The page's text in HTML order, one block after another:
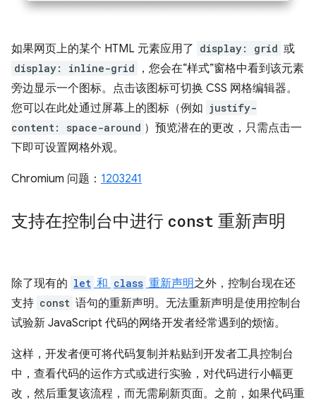
如果网页上的某个 HTML 元素应用了 display: grid 或
display: inline-grid
，您会在“样式”窗格中看到该元素
旁边显示一个图标。点击该图标可切换 CSS 网格编辑器。
您可以在此处通过屏幕上的图标（例如 justify-
content: space-around ）预览潜在的更改，只需点击一
下即可设置网格外观。
Chromium 问题： 1203241
支持在控制台中进行 const 重新声明
除了现有的 let 和 class 重新声明之外，控制台现在还
支持 const 语句的重新声明。无法重新声明是使用控制台
试验新 JavaScript 代码的网络开发者经常遇到的烦恼。
这样，开发者便可将代码复制并粘贴到开发者工具控制台
中，查看代码的运作方式或进行实验，对代码进行小幅更
改，然后重复该流程，而无需刷新页面。之前，如果代码重